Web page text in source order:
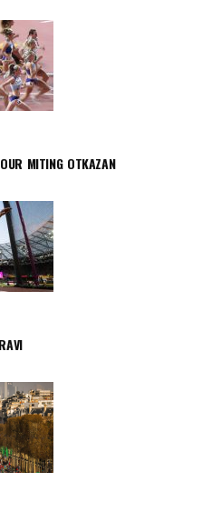
MITING OTKAZAN